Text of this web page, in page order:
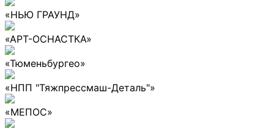
«НЬЮ ГРАУНД»
«АРТ-ОСНАСТКА»
«Тюменьбургео»
«НПП "Тяжпрессмаш-Деталь"»
«МЕПОС»